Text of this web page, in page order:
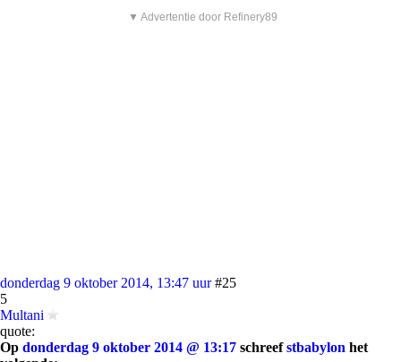
▼ Advertentie door Refinery89
donderdag 9 oktober 2014, 13:47 uur #25
5
Multani
quote:
Op donderdag 9 oktober 2014 @ 13:17 schreefstbabylon het